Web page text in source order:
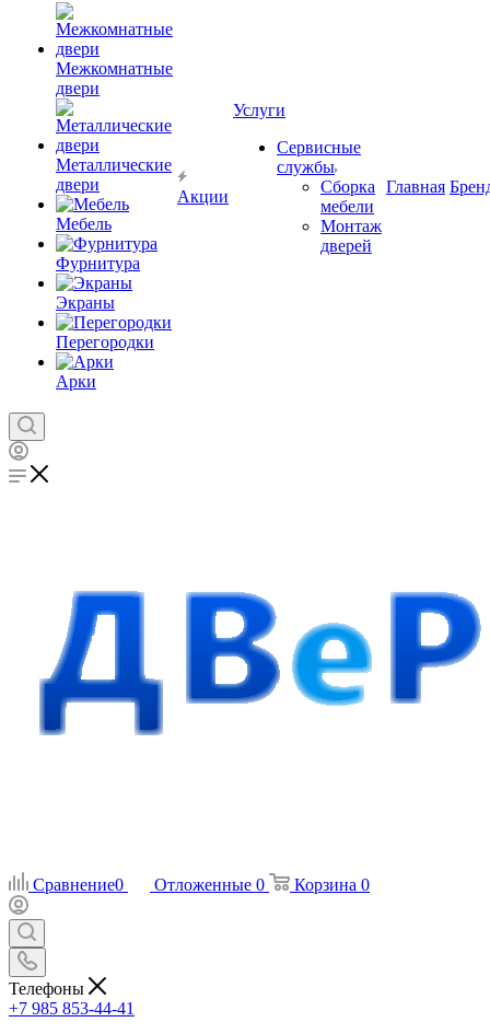
Межкомнатные
двери
Металлические
двери
Мебель
Фурнитура
Экраны
Перегородки
Арки
Акции
Услуги
Сервисные
службы
Сборка
мебели
Монтаж
дверей
Главная
Сравнение0 Отложенные 0 Корзина 0
Телефоны
+7 985 853-44-41